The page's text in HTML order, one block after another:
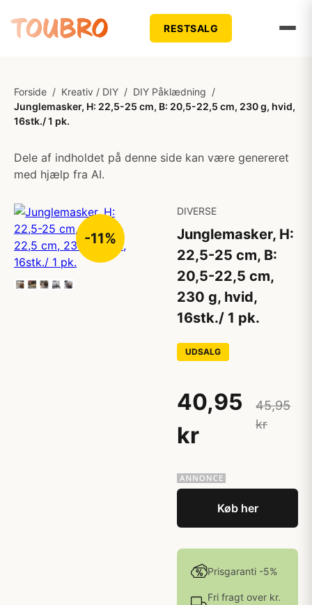
RESTSALG
Forside / Kreativ / DIY / DIY Påklædning /
Junglemasker, H: 22,5-25 cm, B: 20,5-22,5 cm, 230 g, hvid,
16stk./ 1 pk.
Dele af indholdet på denne side kan være genereret
med hjælp fra AI.
-11%
DIVERSE
Junglemasker, H:
22,5-25 cm, B:
20,5-22,5 cm,
230 g, hvid,
16stk./ 1 pk.
UDSALG
40,95
kr
45,95
kr
Køb her
Prisgaranti -5%
Fri fragt over kr.